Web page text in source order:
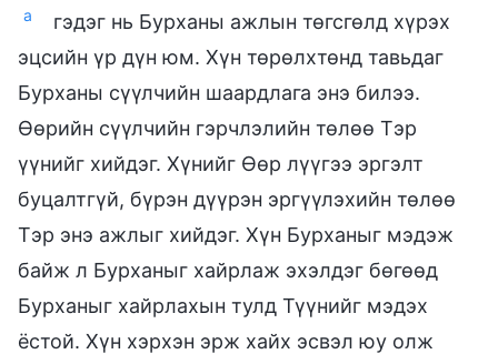
a
гэдэг нь Бурханы ажлын төгсгөлд хүрэх
эцсийн үр дүн юм. Хүн төрөлхтөнд тавьдаг
Бурханы сүүлчийн шаардлага энэ билээ.
Өөрийн сүүлчийн гэрчлэлийн төлөө Тэр
үүнийг хийдэг. Хүнийг Өөр лүүгээ эргэлт
буцалтгүй, бүрэн дүүрэн эргүүлэхийн төлөө
Тэр энэ ажлыг хийдэг. Хүн Бурханыг мэдэж
байж л Бурханыг хайрлаж эхэлдэг бөгөөд
Бурханыг хайрлахын тулд Түүнийг мэдэх
ёстой. Хүн хэрхэн эрж хайх эсвэл юу олж